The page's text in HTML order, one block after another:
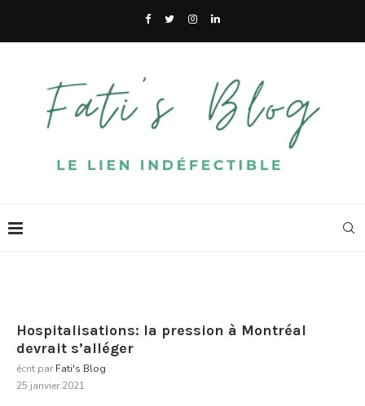
Hospitalisations: la pression à Montréal
devrait s’alléger
écrit par Fati's Blog
25 janvier 2021